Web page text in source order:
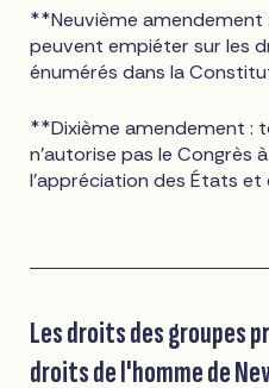
**Neuvième amendement
peuvent empiéter sur les
énumérés dans la
**Dixième amendement :
n'autorise pas le Congrès
l'appréciation des États et
Les droits des groupes
droits de l'homme de